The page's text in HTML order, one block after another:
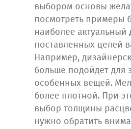
выбором основы
посмотреть примеры
наиболее актуальный
поставленных целей
Например,
больше подойдет для
особенных вещей.
более плотной. При
выбор толщины
нужно обратить